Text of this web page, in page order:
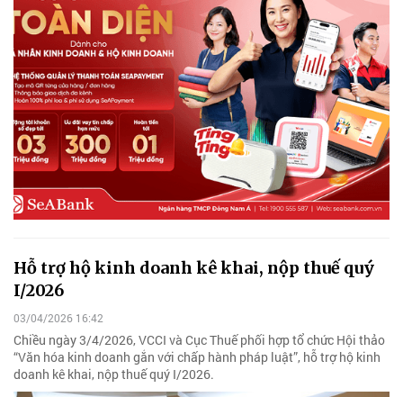
Hỗ trợ hộ kinh doanh kê khai, nộp thuế quý
I/2026
03/04/2026 16:42
Chiều ngày 3/4/2026, VCCI và Cục Thuế phối hợp tổ chức Hội thảo
“Văn hóa kinh doanh gắn với chấp hành pháp luật”, hỗ trợ hộ kinh
doanh kê khai, nộp thuế quý I/2026.